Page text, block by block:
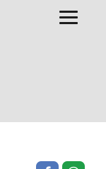
Limpar filtros